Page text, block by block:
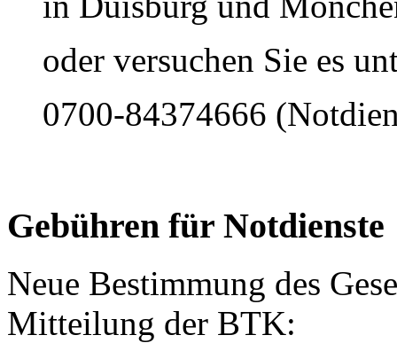
oder versuchen Sie es
0700-84374666
Gebühren für Notdienste
Neue Bestimmung des
Mitteilung der BTK: